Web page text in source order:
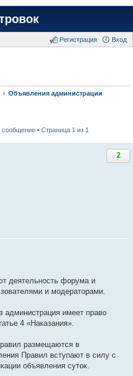
Вход
Регистрация
Объявления администрации
сообщение • Страница 1 из 1
2
деятельность форума и
и модераторами.
имеет право
4 «Наказания».
размещаются в
Правил вступают в силу с
объявления суток.